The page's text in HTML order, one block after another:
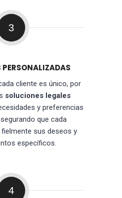
3
PERSONALIZADAS
cliente es único, por
soluciones legales
y preferencias
que cada
sus deseos y
específicos.
4